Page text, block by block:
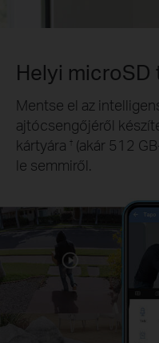
Helyi microSD
Mentse el az
ajtócsengőjéről
kártyára † (akár 512
le semmiről.